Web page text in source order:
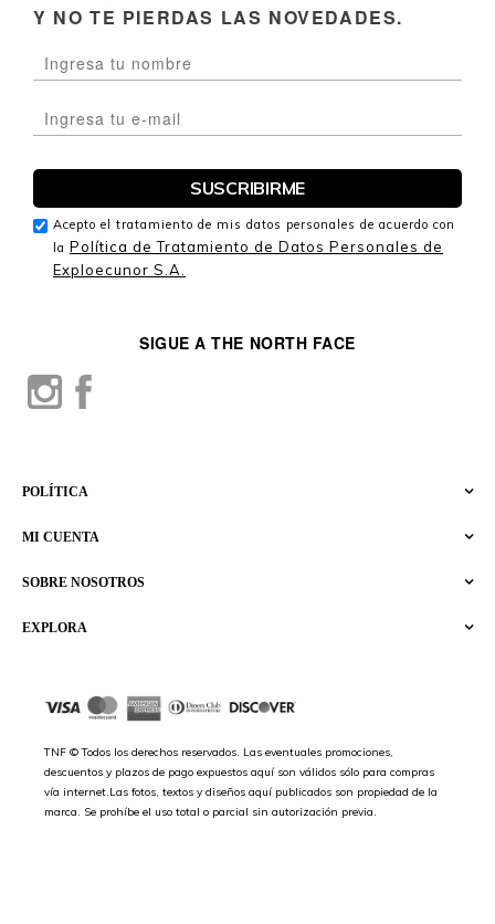
EXPLORA
SOBRE NOSOTROS
MI CUENTA
POLÍTICA
SIGUE A THE NORTH FACE
TNF © Todos los derechos reservados. Las eventuales promociones,
descuentos y plazos de pago expuestos aquí son válidos sólo para compras
vía internet.Las fotos, textos y diseños aquí publicados son propiedad de la
marca. Se prohíbe el uso total o parcial sin autorización previa.
Y NO TE PIERDAS LAS NOVEDADES.
Acepto el tratamiento de mis datos personales de acuerdo con
la Política de Tratamiento de Datos Personales de
Exploecunor S.A.